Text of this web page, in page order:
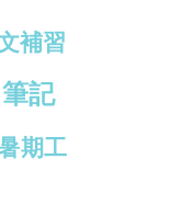
補習
記
期工